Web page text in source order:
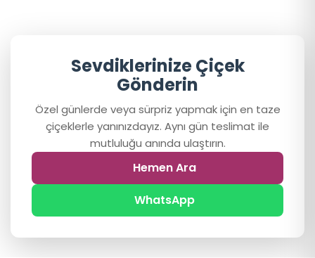
Sevdiklerinize Çiçek
Gönderin
Özel günlerde veya sürpriz yapmak için en taze
çiçeklerle yanınızdayız. Aynı gün teslimat ile
mutluluğu anında ulaştırın.
Hemen Ara
WhatsApp